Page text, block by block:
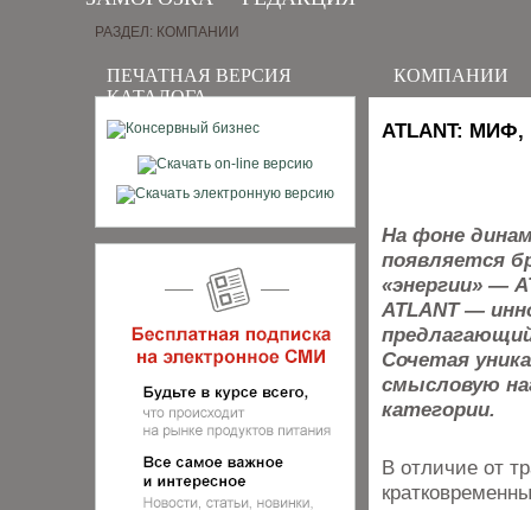
ПЕЧАТНАЯ ВЕРСИЯ
КАТАЛОГА
РАЗДЕЛ: КОМПАНИИ
КОМПАНИИ
ATLANT:
На фоне
появляется
«энергии» —
ATLANT —
Сочетая
смысловую
категории.
В отличие от